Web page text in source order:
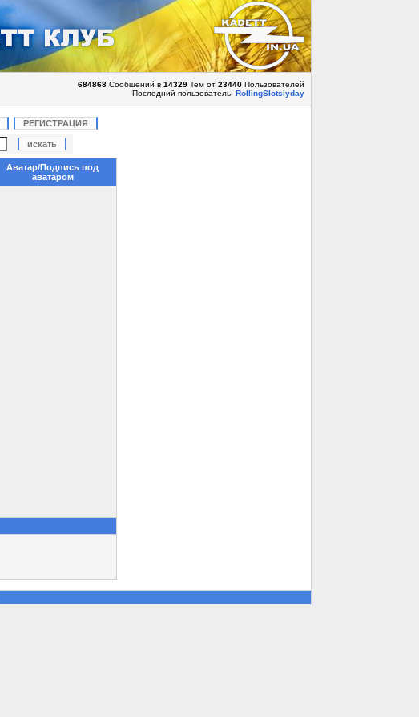
684868Сообщений в 14329Тем от 23440Пользователей
Последний пользователь: RollingSlotslyday
РЕГИСТРАЦИЯ
Аватар/Подпись под
аватаром